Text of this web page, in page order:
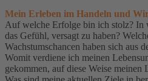
Mein Erleben im Handeln und
Auf welche Erfolge bin ich stolz? In
das Gefühl, versagt zu haben?
Wachstumschancen haben sich aus
Womit verdiene ich meinen
gekommen, auf diese Weise meinen